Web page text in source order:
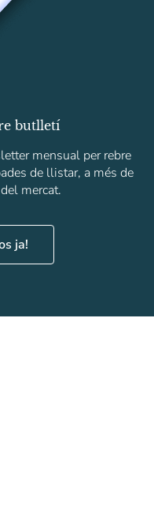
butlletí
mensual per rebre
de llistar, a més de
mercat.
ja!